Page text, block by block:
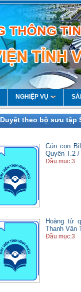
NGHIỆP VỤ
Duyệt theo bộ sưu tập
Cún con
Quyên T.2 /
Đầu mục:3
Hoàng tử
Thanh Vân
Đầu mục:3